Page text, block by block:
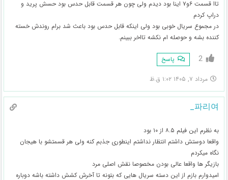
تاا قسمت ۶و۷ اینا بود دیدم ولی چون هر قسمت قابل حدس بود حسش پرید و
دراپ کردم
در مجموع سریال خوبی بود ولی اینکه قابل حدس بود باعث شد برام روندش خسته
کننده بشه و حوصله ام نکشه تااخر ببینم.
2 پاسخ
مرداد ۷, ۱۴۰۵ ۱:۰۲ ق.ظ
파리여_
به نظرم این فیلم ۸.۵ از ۱۰ بود
واقعا دوستش داشتم انتظار نداشتم اینطوری جذبم کنه ولی هر قسمتشو با هیجان
نگاه میکردم
بازیگر ها واقعا عالی بودن مخصوصا نقش اصلی مرد
امیدوارم بازم از این دسته سریال هایی که بتونه تا آخرش کشش داشته باشه دوباره